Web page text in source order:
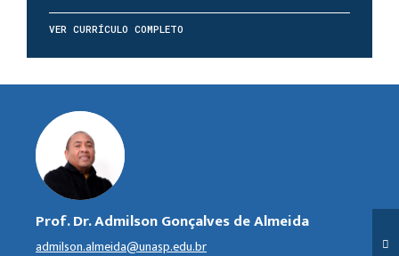
VER CURRÍCULO COMPLETO
Prof. Dr. Admilson Gonçalves de Almeida
admilson.almeida@unasp.edu.br